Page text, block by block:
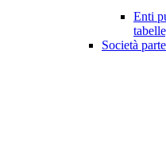
Enti
Società